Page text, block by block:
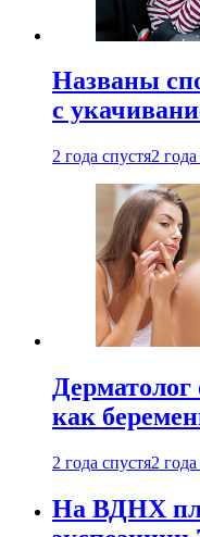
Названы
с
2 года спустя2
Дерматолог
как
2 года спустя2
На ВДНХ